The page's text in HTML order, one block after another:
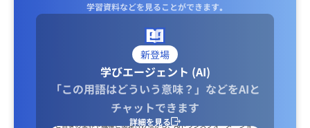
学習資料などを見ることができます｡
新登場
学びエージェント (AI)
「この用語はどういう意味？」などをAIと
チャットできます
詳細を見る